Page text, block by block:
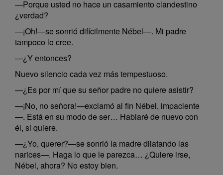
—Porque usted no hace un casamiento clandestino
¿verdad?
—¡Oh!—se sonrió difícilmente Nébel—. Mi padre
tampoco lo cree.
—¿Y entonces?
Nuevo silencio cada vez más tempestuoso.
—¿Es por mí que su señor padre no quiere asistir?
—¡No, no señora!—exclamó al fin Nébel, impaciente
—. Está en su modo de ser… Hablaré de nuevo con
él, si quiere.
—¿Yo, querer?—se sonrió la madre dilatando las
narices—. Haga lo que le parezca… ¿Quiere irse,
Nébel, ahora? No estoy bien.